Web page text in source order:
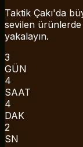
Taktik Çakı'da
sevilen ürünlerde
yakalayın.
3
GÜN
4
SAAT
4
DAK
2
SN